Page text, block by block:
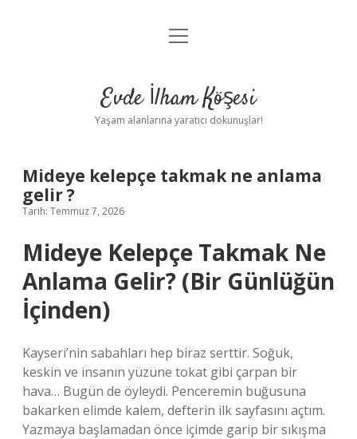
Anasayfa
Yasal Uyarı
menüyü
Evde İlham Köşesi
Yaşam alanlarına yaratıcı dokunuşlar!
Mideye kelepçe takmak ne anlama
gelir ?
Tarih: Temmuz 7, 2026
Mideye Kelepçe Takmak Ne
Anlama Gelir? (Bir Günlüğün
İçinden)
Kayseri’nin sabahları hep biraz serttir. Soğuk,
keskin ve insanın yüzüne tokat gibi çarpan bir
hava… Bugün de öyleydi. Penceremin buğusuna
bakarken elimde kalem, defterin ilk sayfasını açtım.
Yazmaya başlamadan önce içimde garip bir sıkışma